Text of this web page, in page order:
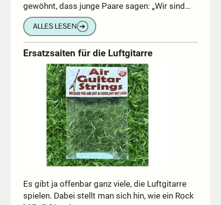
gewöhnt, dass junge Paare sagen: „Wir sind…
ALLES LESEN ➔
Ersatzsaiten für die Luftgitarre
Es gibt ja offenbar ganz viele, die Luftgitarre
spielen. Dabei stellt man sich hin, wie ein Rock